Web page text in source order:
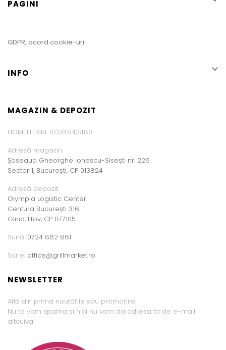
PAGINI
GDPR, acord cookie-uri
INFO 
MAGAZIN & DEPOZIT
HOMEFIT SRL RO24842480
Adresă magazin:
Șoseaua Gheorghe Ionescu-Sisești nr. 226
Sector 1, București, CP 013824
Adresă depozit:
Olympia Logistic Center
Centura București 316
Glina, Ilfov, CP 077105
Sună: 0724 862 861
Scrie: office@grillmarket.ro
NEWSLETTER
Află din prima noutățile sau promoțiile.
Nu te vom spama și nici nu vom da adresa ta de e-mail
altcuiva.